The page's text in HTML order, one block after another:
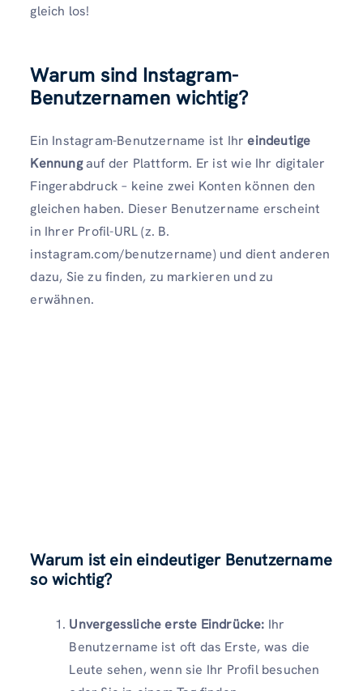
gleich los!
Warum sind Instagram-
Benutzernamen wichtig?
Ein Instagram-Benutzername ist Ihreindeutige
Kennungauf der Plattform. Er ist wie Ihr digitaler
Fingerabdruck – keine zwei Konten können den
gleichen haben. Dieser Benutzername erscheint
in Ihrer Profil-URL (z. B.
instagram.com/benutzername) und dient anderen
dazu, Sie zu finden, zu markieren und zu
erwähnen.
Warum ist ein eindeutiger Benutzername
so wichtig?
Unvergessliche erste Eindrücke: Ihr
Benutzername ist oft das Erste, was die
Leute sehen, wenn sie Ihr Profil besuchen